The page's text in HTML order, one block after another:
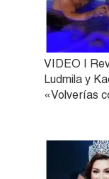
VIDEO |
Ludmila y
«Volverías